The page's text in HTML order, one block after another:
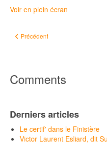
Voir en plein écran
Article précédent : Actualités
Précédent
Comments
Derniers articles
Le certif' dans le Finistère
Victor Laurent Esliard, dit